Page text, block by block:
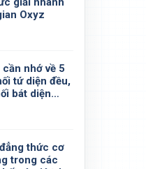
Oxyz
nhớ về 5
tứ diện đều,
bát diện
khối 20 mặt
thức cơ
trong các